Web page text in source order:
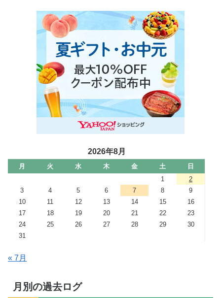
2026年8月
月 火 水 木 金 土
日
1
2
3
4 5 6 7 8
9
10
11 12 13 14 15
16
17
18 19 20 21 22
23
24
25 26 27 28 29
30
31
« 7月
月別の過去ログ